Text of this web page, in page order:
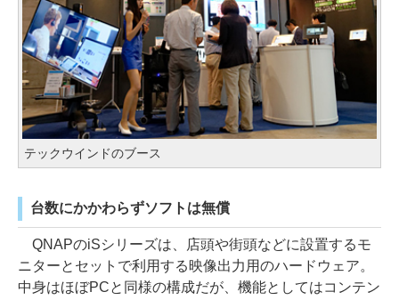
テックウインドのブース
台数にかかわらずソフトは無償
QNAPのiSシリーズは、店頭や街頭などに設置するモ
ニターとセットで利用する映像出力用のハードウェア。
中身はほぼPCと同様の構成だが、機能としてはコンテン